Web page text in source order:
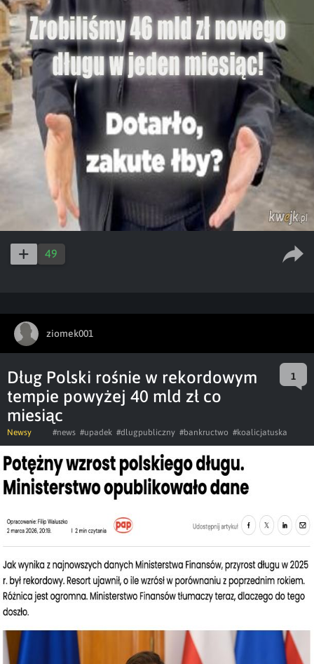
49
ziomek001
Dług Polski rośnie w rekordowym
tempie powyżej 40 mld zł co
miesiąc
1
Newsy #news #upadek #dlugpubliczny #bankructwo #koalicjatuska